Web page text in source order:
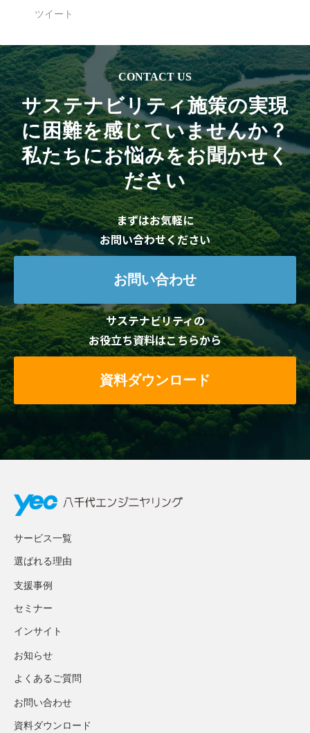
ツイート
CONTACT US
サステナビリティ施策の実現
に困難を感じていませんか？
私たちにお悩みをお聞かせく
ださい
まずはお気軽に
お問い合わせください
お問い合わせ
サステナビリティの
お役立ち資料はこちらから
資料ダウンロード
サービス一覧
選ばれる理由
支援事例
セミナー
インサイト
お知らせ
よくあるご質問
お問い合わせ
資料ダウンロード